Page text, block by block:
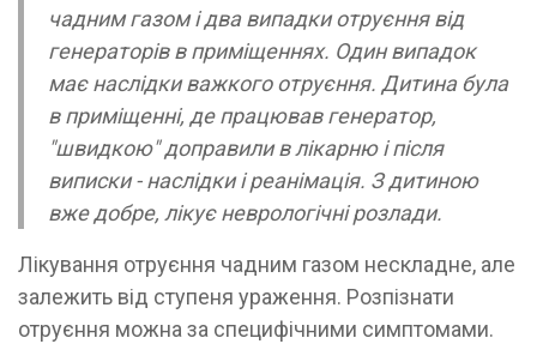
чадним газом і два випадки отруєння від
генераторів в приміщеннях. Один випадок
має наслідки важкого отруєння. Дитина була
в приміщенні, де працював генератор,
"швидкою" доправили в лікарню і після
виписки - наслідки і реанімація. З дитиною
вже добре, лікує неврологічні розлади.
Лікування отруєння чадним газом нескладне, але
залежить від ступеня ураження. Розпізнати
отруєння можна за специфічними симптомами.